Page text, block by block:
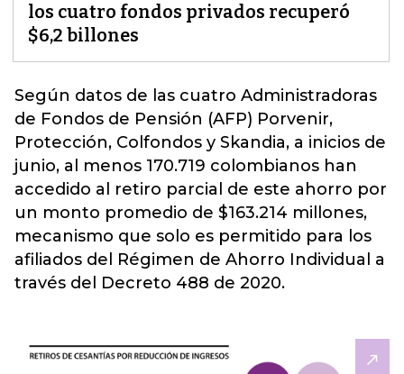
los cuatro fondos privados recuperó
$6,2 billones
Según datos de las cuatro Administradoras
de Fondos de Pensión (AFP) Porvenir,
Protección, Colfondos y Skandia, a inicios de
junio, al menos 170.719 colombianos han
accedido al retiro parcial de este ahorro por
un monto promedio de $163.214 millones,
mecanismo que solo es permitido para los
afiliados del Régimen de Ahorro Individual a
través del Decreto 488 de 2020.